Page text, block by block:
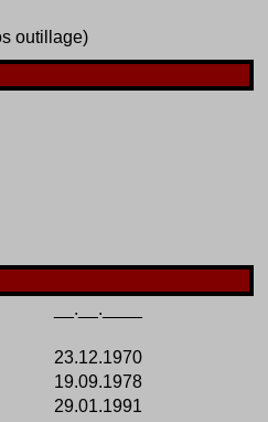
outillage)
__.__.____
23.12.1970
19.09.1978
29.01.1991